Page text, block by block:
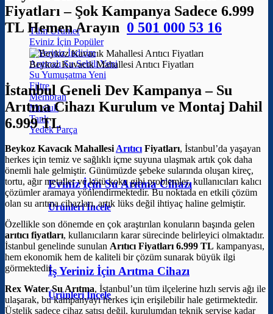
Tüm Ürünler
Eviniz İçin
İş Yeriniz
Arıtmalı Su Sebili
Su Yumuşatma
Filtre
Membran
Musluk
Tank
Yedek Parça
Eviniz İçin Su Arıtma Cihazı
Ürünleri İncele
İş Yeriniz İçin Arıtma Cihazı
Ürünleri İncele
Fiyatları – Şok Kampanya Sadece 6.999
TL Hemen Arayın 0 501 000 53 16
Beykoz Kavacık Mahallesi Arıtıcı Fiyatları
İstanbul Geneli Dev Kampanya – Su
Arıtma Cihazı Kurulum ve Montaj Dahil
6.999 TL
Beykoz Kavacık MahallesiArıtıcıFiyatları, İstanbul’da yaşayan
herkes için temiz ve sağlıklı içme suyuna ulaşmak artık çok daha
önemli hale gelmiştir. Günümüzde şebeke sularında oluşan kireç,
tortu, ağır metaller ve kötü koku gibi problemler, kullanıcıları kalıcı
çözümler aramaya yönlendirmektedir. Bu noktada en etkili çözüm
olan su arıtma cihazları, artık lüks değil ihtiyaç haline gelmiştir.
Özellikle son dönemde en çok araştırılan konuların başında gelen
arıtıcı fiyatları, kullanıcıların karar sürecinde belirleyici olmaktadır.
İstanbul genelinde sunulan Arıtıcı Fiyatları 6.999 TL kampanyası,
hem ekonomik hem de kaliteli bir çözüm sunarak büyük ilgi
görmektedir.
Rex Water Su Arıtma, İstanbul’un tüm ilçelerine hızlı servis ağı ile
ulaşarak, bu kampanyayı herkes için erişilebilir hale getirmektedir.
Üstelik sadece cihaz satışı değil, kurulumdan teknik servise kadar